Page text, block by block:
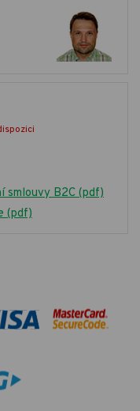
smlouvy B2C (pdf)
(pdf)